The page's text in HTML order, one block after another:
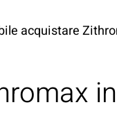
acquistare